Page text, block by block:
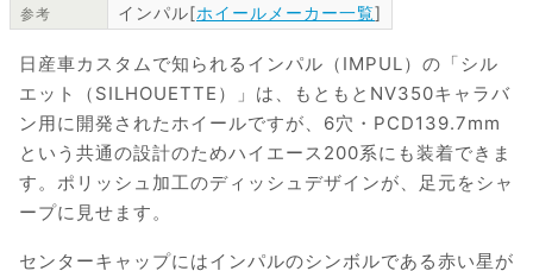
参考 インパル[ホイールメーカー一覧]
日産車カスタムで知られるインパル（IMPUL）の「シル
エット（SILHOUETTE）」は、もともとNV350キャラバ
ン用に開発されたホイールですが、6穴・PCD139.7mm
という共通の設計のためハイエース200系にも装着できま
す。ポリッシュ加工のディッシュデザインが、足元をシャ
ープに見せます。
センターキャップにはインパルのシンボルである赤い星が